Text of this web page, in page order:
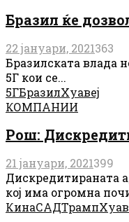
Бразил ќе
22 јануари, 2021363
Бразилската влада
5Г кои се...
5ГБразилХуавеј
КОМПАНИИ
Рош:
21 јануари, 2021399
Дискредитираната
кој има огромна
КинаСАДТрамп